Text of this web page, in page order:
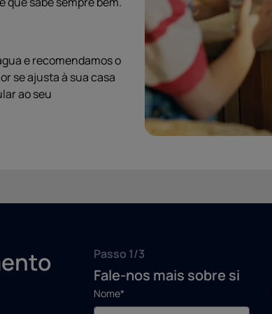
e recomendamos o
se ajusta à sua casa
ao seu
Passo 1/3
Fale-nos mais sobre si
Nome*